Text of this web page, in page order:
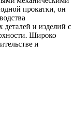
прокатки, он
и изделий с
Широко
и